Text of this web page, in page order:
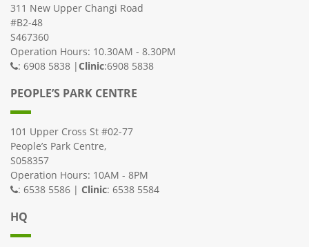
311 New Upper Changi Road
#B2-48
S467360
Operation Hours: 10.30AM - 8.30PM
: 6908 5838 | Clinic:6908 5838
PEOPLE’S PARK CENTRE
101 Upper Cross St #02-77
People’s Park Centre,
S058357
Operation Hours: 10AM - 8PM
: 6538 5586 | Clinic: 6538 5584
HQ